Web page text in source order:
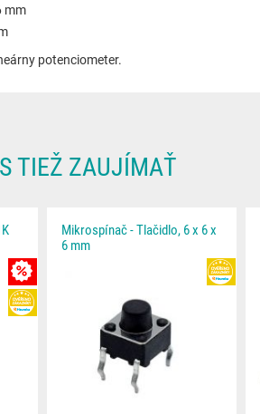
mm
potenciometer.
TIEŽ ZAUJÍMAŤ
Mikrospínač - Tlačidlo, 6 x 6 x
6 mm